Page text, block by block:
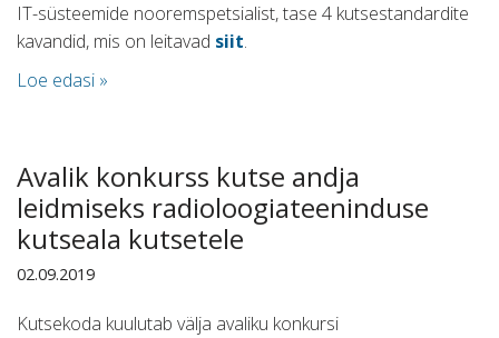
IT-süsteemide nooremspetsialist, tase 4 kutsestandardite
kavandid, mis on leitavad siit.
Loe edasi »
Avalik konkurss kutse andja
leidmiseks radioloogiateeninduse
kutseala kutsetele
02.09.2019
Kutsekoda kuulutab välja avaliku konkursi